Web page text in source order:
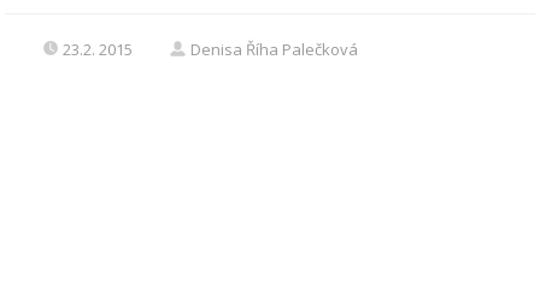
23.2. 2015 Denisa Říha Palečková